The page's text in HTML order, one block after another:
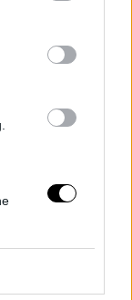
a
bien antes
en Wimbledon
para que la